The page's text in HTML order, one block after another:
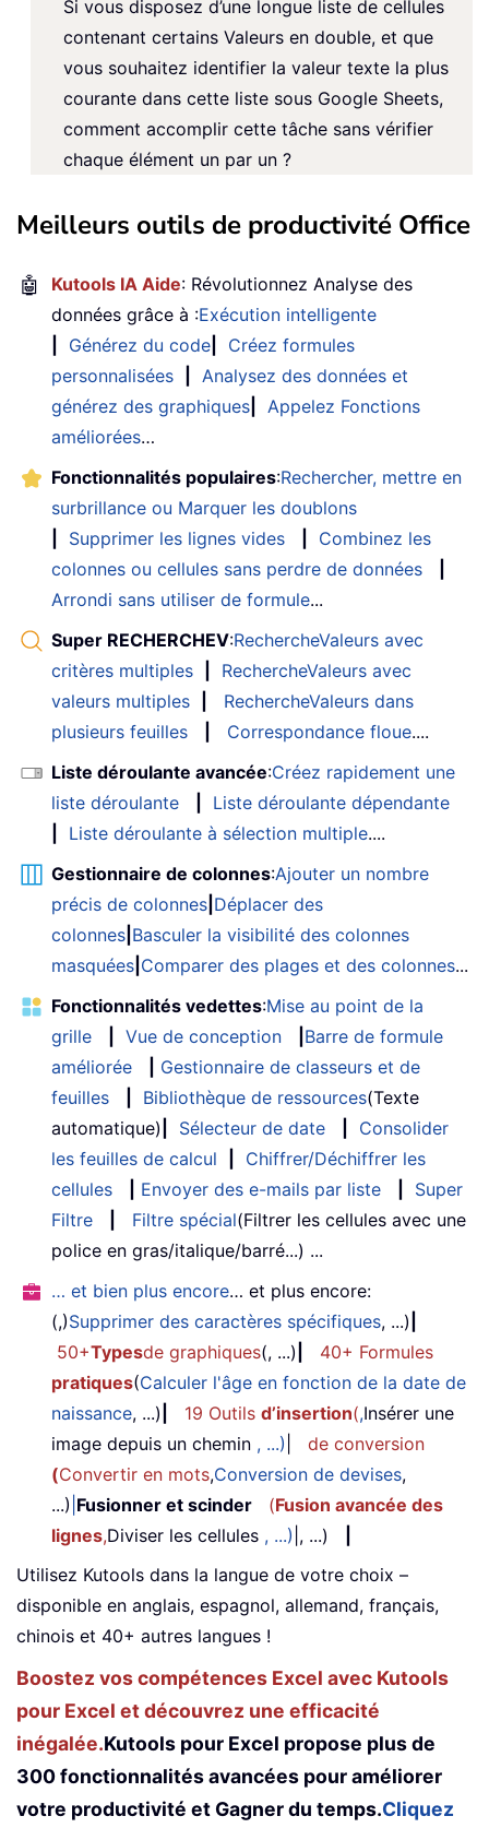
Si vous disposez d’une longue liste de cellules
contenant certains Valeurs en double, et que
vous souhaitez identifier la valeur texte la plus
courante dans cette liste sous Google Sheets,
comment accomplir cette tâche sans vérifier
chaque élément un par un ?
Meilleurs outils de productivité Office
🤖 Kutools IA Aide: Révolutionnez Analyse des
données grâce à :Exécution intelligente
Générez du code
Créez formules
personnalisées
Analysez des données et
générez des graphiques
Appelez Fonctions
améliorées…
Fonctionnalités populaires:Rechercher, mettre en
surbrillance ou Marquer les doublons
Supprimer les lignes vides
Combinez les
colonnes ou cellules sans perdre de données
Arrondi sans utiliser de formule...
Super RECHERCHEV:RechercheValeurs avec
critères multiples
RechercheValeurs avec
valeurs multiples
RechercheValeurs dans
plusieurs feuilles
Correspondance floue....
Liste déroulante avancée:Créez rapidement une
liste déroulante
Liste déroulante dépendante
Liste déroulante à sélection multiple....
Gestionnaire de colonnes:Ajouter un nombre
précis de colonnes Déplacer des
colonnes Basculer la visibilité des colonnes
masquées Comparer des plages et des colonnes...
Fonctionnalités vedettes:Mise au point de la
grille
Vue de conception
Barre de formule
améliorée
Gestionnaire de classeurs et de
feuilles
Bibliothèque de ressources(Texte
automatique)
Sélecteur de date
Consolider
les feuilles de calcul
Chiffrer/Déchiffrer les
cellules
Envoyer des e-mails par liste
Super
Filtre
Filtre spécial(Filtrer les cellules avec une
police en gras/italique/barré...) ...
… et bien plus encore… et plus encore:
(,)Supprimer des caractères spécifiques, ...)
50+Typesde graphiques(, ...)
40+ Formules
pratiques(Calculer l'âge en fonction de la date de
naissance, ...) 19 Outils d’insertion(,Insérer une
image depuis un chemin , ...)
de conversion
(Convertir en mots,Conversion de devises,
...) Fusionner et scinder (Fusion avancée des
lignes,Diviser les cellules , ...) |, ...)
Utilisez Kutools dans la langue de votre choix –
disponible en anglais, espagnol, allemand, français,
chinois et 40+ autres langues !
Boostez vos compétences Excel avec Kutools
pour Excel et découvrez une efficacité
inégalée.Kutools pour Excel propose plus de
300 fonctionnalités avancées pour améliorer
votre productivité et Gagner du temps.Cliquez